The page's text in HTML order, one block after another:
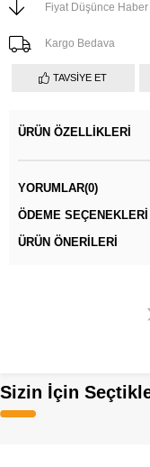
Fiyat Düşünce Haber
Kargo Bedava
TAVSIYE ET
ÜRÜN ÖZELLIKLERI
YORUMLAR(0)
ÖDEME SEÇENEKLERI
ÜRÜN ÖNERILERI
Sizin İçin